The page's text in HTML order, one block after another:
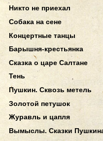
Никто не приехал
Собака на сене
Концертные танцы
Барышня-крестьянка
Сказка о царе Салтане
Тень
Пушкин. Сквозь метель
Золотой петушок
Журавль и цапля
Вымыслы. Сказки